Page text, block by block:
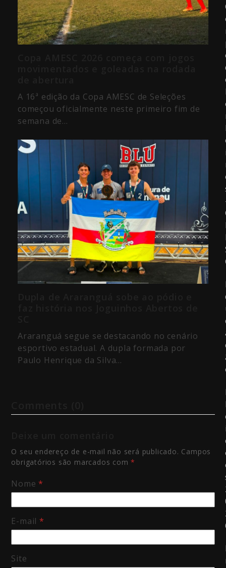
A 16ª edição da Copa AMESC de Seleções
começou oficialmente neste primeiro fim de
semana de…
Araranguá segue se destacando no cenário
esportivo estadual. A dupla formada por
Paulo Henrique da Silva…
O seu endereço de e-mail não será publicado. Campos
obrigatórios são marcados com*
Nome*
E-mail*
Site